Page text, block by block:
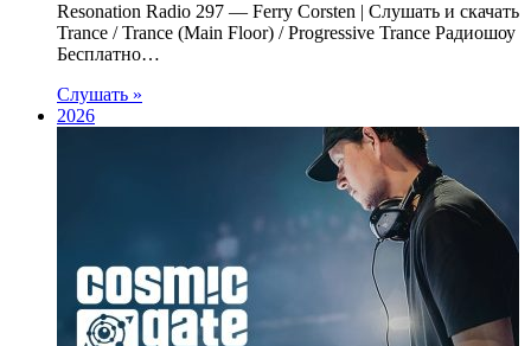
Resonation Radio 297 — Ferry Corsten | Слушать и скачать
Trance / Trance (Main Floor) / Progressive Trance Радиошоу
Бесплатно…
Слушать »
2026